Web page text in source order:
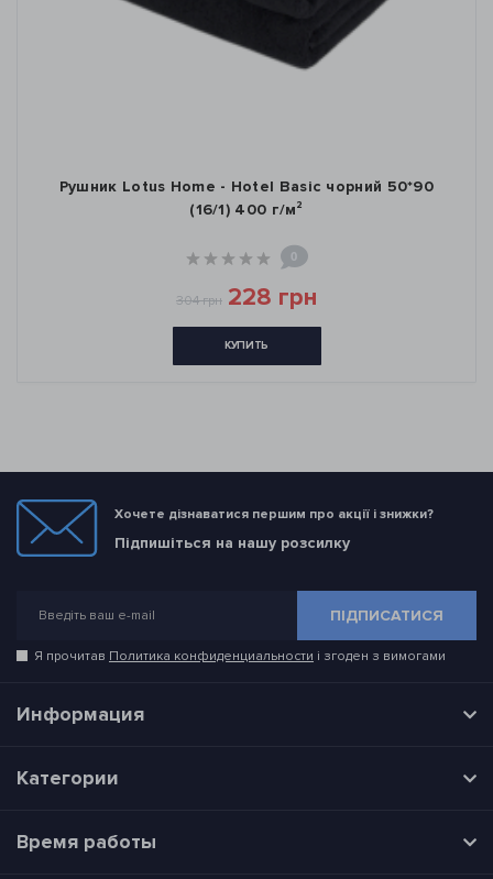
Рушник Lotus Home - Hotel Basic чорний 50*90
(16/1) 400 г/м²
0
304 грн 228 грн
КУПИТЬ
Хочете дізнаватися першим про акції і знижки?
Підпишіться на нашу розсилку
ПІДПИСАТИСЯ
Я прочитав Политика конфиденциальности і згоден з вимогами
Информация
Категории
Время работы